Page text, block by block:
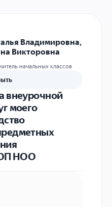
Владимировна,
Викторовна
начальных классов
внеурочной
моего
НОО